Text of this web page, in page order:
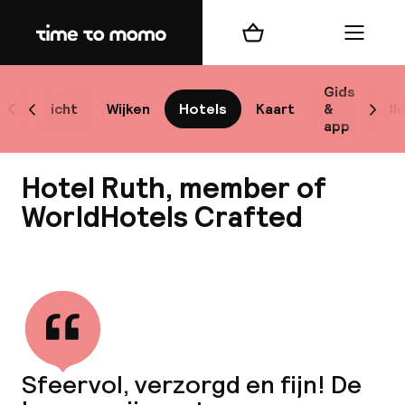
Home
Overzicht Wijken Hotels Kaart
Gids
&
app
Scroll naar links
Winkelmand Menu
Hotel Ruth, member of
WorldHotels Crafted
Sfeervol, verzorgd en fijn! De